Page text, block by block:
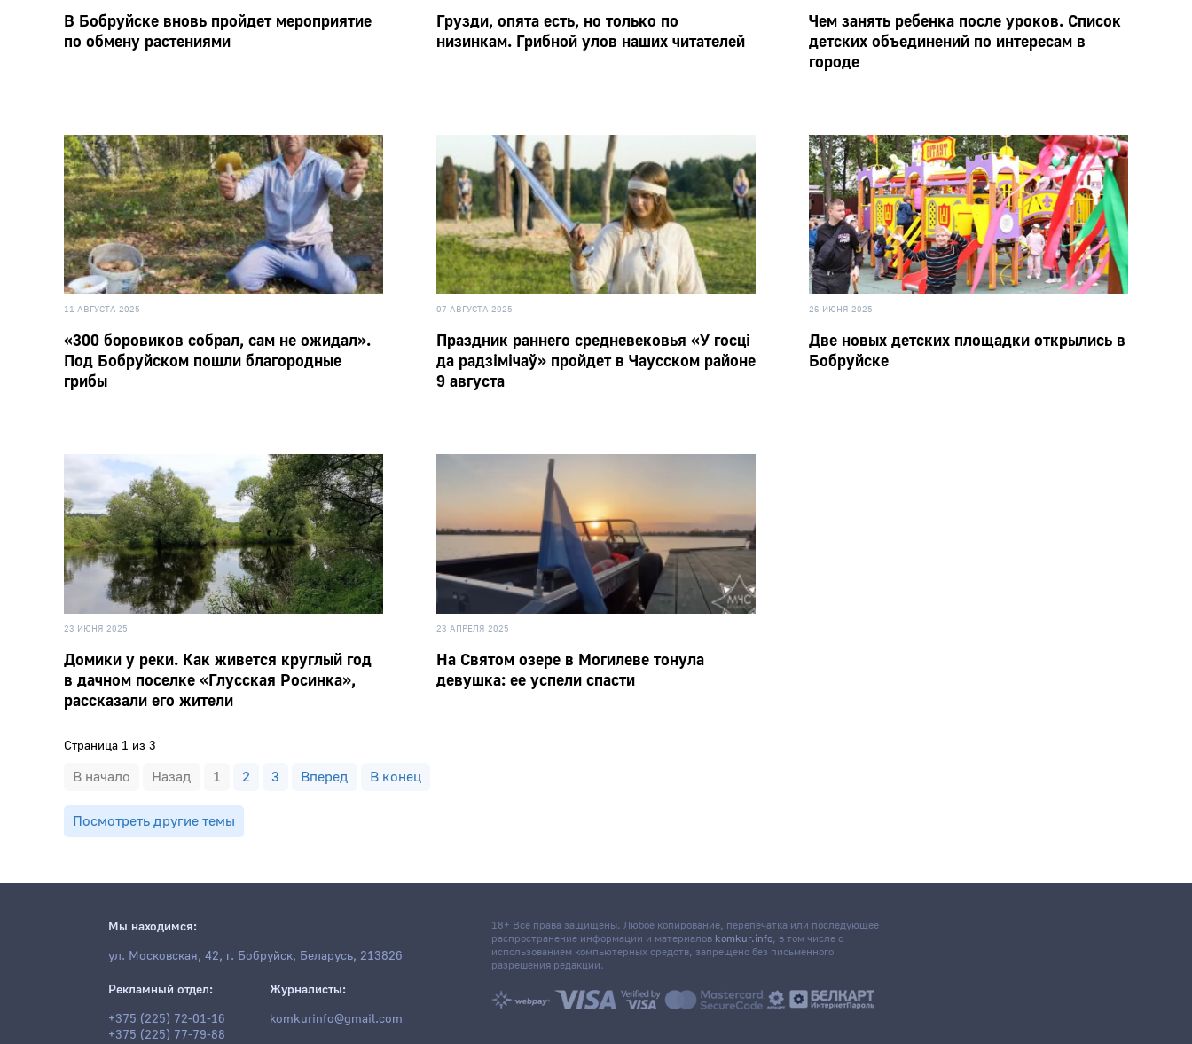
В Бобруйске вновь пройдет мероприятие
по обмену растениями
Грузди, опята есть, но только по
низинкам. Грибной улов наших читателей
Чем занять ребенка после уроков. Список
детских объединений по интересам в
городе
11 АВГУСТА 2025
«300 боровиков собрал, сам не ожидал».
Под Бобруйском пошли благородные
грибы
07 АВГУСТА 2025
Праздник раннего средневековья «У госці
да радзімічаў» пройдет в Чаусском районе
9 августа
26 ИЮНЯ 2025
Две новых детских площадки открылись в
Бобруйске
23 ИЮНЯ 2025
Домики у реки. Как живется круглый год
в дачном поселке «Глусская Росинка»,
рассказали его жители
23 АПРЕЛЯ 2025
На Святом озере в Могилеве тонула
девушка: ее успели спасти
Страница 1 из 3
В начало Назад 1 2 3 Вперед В конец
Посмотреть другие темы
Мы находимся:
ул. Московская, 42, г. Бобруйск, Беларусь, 213826
Рекламный отдел:
+375 (225) 72-01-16
+375 (225) 77-79-88
Журналисты:
komkurinfo@gmail.com
18+ Все права защищены. Любое копирование, перепечатка или последующее
распространение информации и материалов komkur.info, в том числе с
использованием компьютерных средств, запрещено без письменного
разрешения редакции.